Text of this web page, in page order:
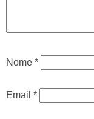
Nome *
Email *